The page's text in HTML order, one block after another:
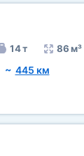
14 т 86 м³
~ 445 км